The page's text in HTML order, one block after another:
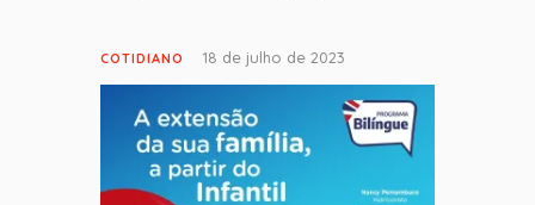
COTIDIANO 18 de julho de 2023